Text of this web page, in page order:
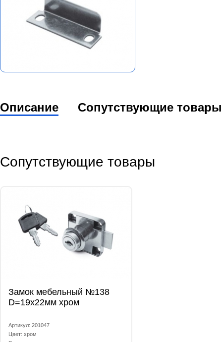
Описание Сопутствующие товары
Сопутствующие товары
Замок мебельный №138
D=19x22мм хром
Артикул: 201047
Цвет: хром